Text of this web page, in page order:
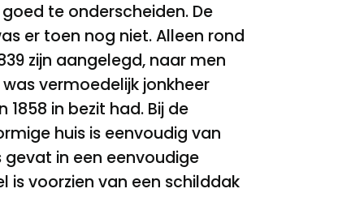
te onderscheiden. De
er toen nog niet. Alleen rond
zijn aangelegd, naar men
vermoedelijk jonkheer
in bezit had. Bij de
huis is eenvoudig van
in een eenvoudige
is voorzien van een schilddak